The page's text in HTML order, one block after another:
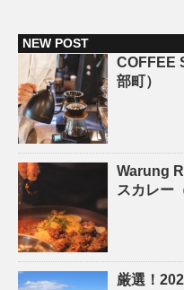
NEW POST
COFFEE
部町）
Warung
スカレー
厳選！